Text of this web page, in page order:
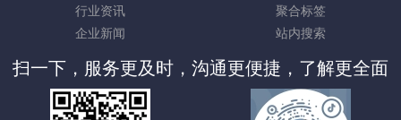
行业资讯
企业新闻
聚合标签
站内搜索
扫一下，服务更及时，沟通更便捷，了解更全面